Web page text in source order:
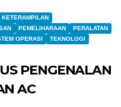
KETERAMPILAN
PEMELIHARAAN
PERALATAN
OPERASI
TEKNOLOGI
PENGENALAN
AC